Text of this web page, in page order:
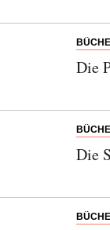
Die
Die